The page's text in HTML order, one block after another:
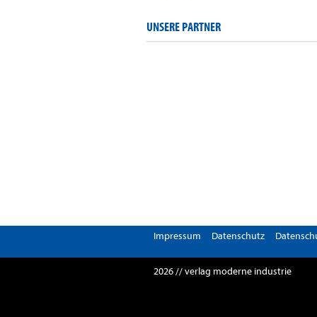
UNSERE PARTNER
Impressum Datenschutz
2026 // verlag moderne industrie